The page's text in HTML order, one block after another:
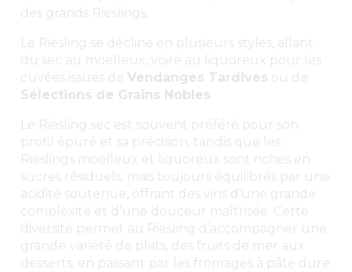
des grands Rieslings.
Le Riesling se décline en plusieurs styles, allant
du sec au moelleux, voire au liquoreux pour les
cuvées issues de Vendanges Tardives ou de
Sélections de Grains Nobles
Le Riesling sec est souvent préféré pour son
profil épuré et sa précision, tandis que les
Rieslings moelleux et liquoreux sont riches en
sucres résiduels, mais toujours équilibrés par une
acidité soutenue, offrant des vins d’une grande
complexité et d’une douceur maîtrisée. Cette
diversité permet au Riesling d’accompagner une
grande variété de plats, des fruits de mer aux
desserts, en passant par les fromages à pâte dure